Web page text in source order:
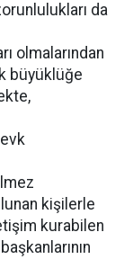
da
olmalarından
büyüklüğe
kişilerle
kurabilen